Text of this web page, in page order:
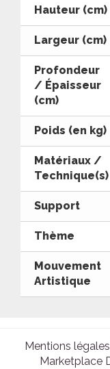
Hauteur (cm)
Largeur (cm)
Profondeur
/ Épaisseur
(cm)
Poids (en kg)
Matériaux /
Technique(s)
Support
Thème
Mouvement
Artistique
Mentions légales
Marketplace